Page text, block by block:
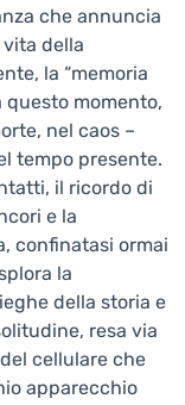
che annuncia
della
la “memoria
questo momento,
nel caos –
tempo presente.
il ricordo di
e la
confinatasi ormai
la
della storia e
resa via
cellulare che
apparecchio